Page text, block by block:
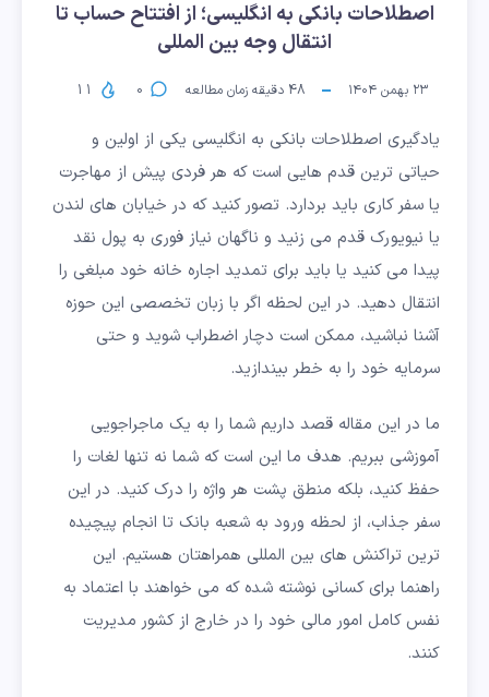
اصطلاحات بانکی به انگلیسی؛ از افتتاح حساب تا
انتقال وجه بین المللی
۲۳ بهمن ۱۴۰۴ 48 دقیقه زمان مطالعه 0
یادگیری اصطلاحات بانکی به انگلیسی یکی از اولین و
حیاتی ترین قدم هایی است که هر فردی پیش از مهاجرت
یا سفر کاری باید بردارد. تصور کنید که در خیابان های لندن
یا نیویورک قدم می زنید و ناگهان نیاز فوری به پول نقد
پیدا می کنید یا باید برای تمدید اجاره خانه خود مبلغی را
انتقال دهید. در این لحظه اگر با زبان تخصصی این حوزه
آشنا نباشید، ممکن است دچار اضطراب شوید و حتی
سرمایه خود را به خطر بیندازید.
ما در این مقاله قصد داریم شما را به یک ماجراجویی
آموزشی ببریم. هدف ما این است که شما نه تنها لغات را
حفظ کنید، بلکه منطق پشت هر واژه را درک کنید. در این
سفر جذاب، از لحظه ورود به شعبه بانک تا انجام پیچیده
ترین تراکنش های بین المللی همراهتان هستیم. این
راهنما برای کسانی نوشته شده که می خواهند با اعتماد به
نفس کامل امور مالی خود را در خارج از کشور مدیریت
کنند.